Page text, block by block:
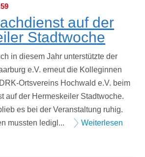
auf der
Stadtwoche
in diesem Jahr unterstützte der
e.V. erneut die Kolleginnen
Ortsvereins Hochwald e.V. beim
auf der Hermeskeiler Stadtwoche.
es bei der Veranstaltung ruhig.
mussten ledigl...
Weiterlesen